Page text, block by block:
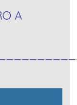
A